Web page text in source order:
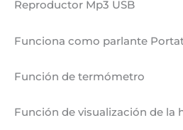
Reproductor Mp3 USB
Funciona como parlante
Función de termómetro
Función de visualización de la